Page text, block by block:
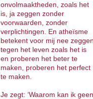
onvolmaaktheden, zoals het
is, ja zeggen zonder
voorwaarden, zonder
verplichtingen. En atheïsme
betekent voor mij nee
tegen het leven zoals het is
en proberen het beter te
maken, proberen het perfect
te maken.
Je zegt: ‘Waarom kan ik geen